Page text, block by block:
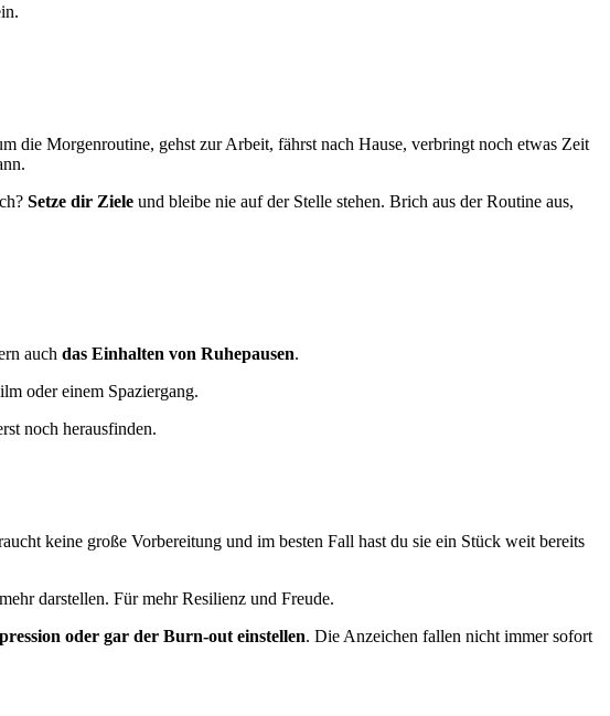
die Morgenroutine, gehst zur Arbeit, fährst nach Hause, verbringt noch etwas Zeit
Setze dir Ziele und bleibe nie auf der Stelle stehen. Brich aus der Routine aus,
auch das Einhalten von Ruhepausen.
oder einem Spaziergang.
noch herausfinden.
keine große Vorbereitung und im besten Fall hast du sie ein Stück weit bereits
darstellen. Für mehr Resilienz und Freude.
oder gar der Burn-out einstellen. Die Anzeichen fallen nicht immer sofort